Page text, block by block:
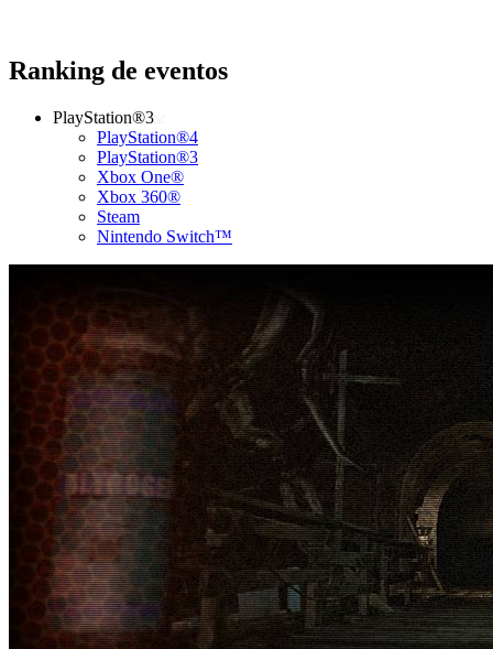
Ranking de eventos
PlayStation®3
PlayStation®4
PlayStation®3
Xbox One®
Xbox 360®
Steam
Nintendo Switch™